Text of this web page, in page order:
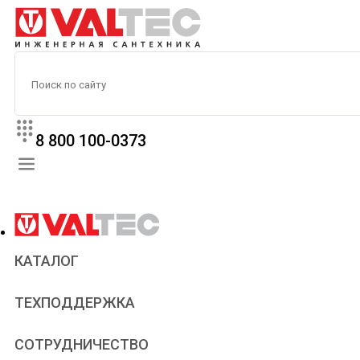
8 800 100-0373
КАТАЛОГ
ТЕХПОДДЕРЖКА
Паспорта и сертификаты
Статьи
СОТРУДНИЧЕСТВО
Сантехникам